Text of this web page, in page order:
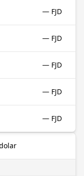
— FJD
— FJD
— FJD
— FJD
— FJD